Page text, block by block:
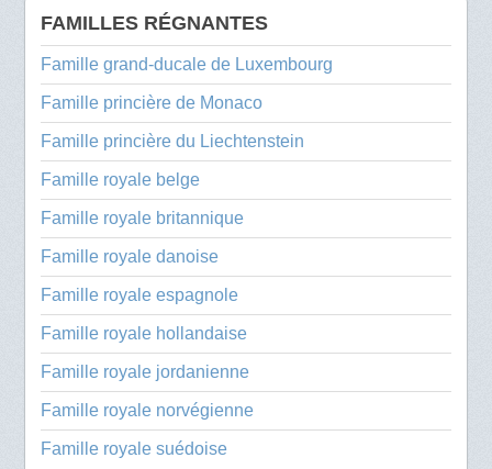
FAMILLES RÉGNANTES
Famille grand-ducale de Luxembourg
Famille princière de Monaco
Famille princière du Liechtenstein
Famille royale belge
Famille royale britannique
Famille royale danoise
Famille royale espagnole
Famille royale hollandaise
Famille royale jordanienne
Famille royale norvégienne
Famille royale suédoise